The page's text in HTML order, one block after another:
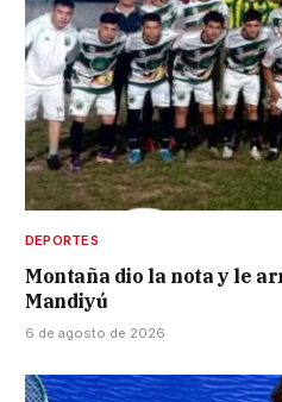
DEPORTES
Montaña dio la nota y le
Mandiyú
6 de agosto de 2026